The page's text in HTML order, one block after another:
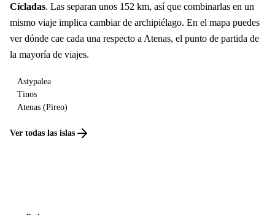
Cícladas. Las separan unos 152 km, así que combinarlas en un
mismo viaje implica cambiar de archipiélago. En el mapa puedes
ver dónde cae cada una respecto a Atenas, el punto de partida de
la mayoría de viajes.
Astypalea
Tinos
Atenas (Pireo)
Ver todas las islas